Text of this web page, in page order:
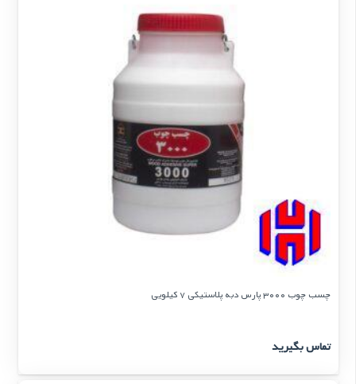
چسب چوب 3000 پارس دبه پلاستیكی 7 كیلویی
تماس بگیرید